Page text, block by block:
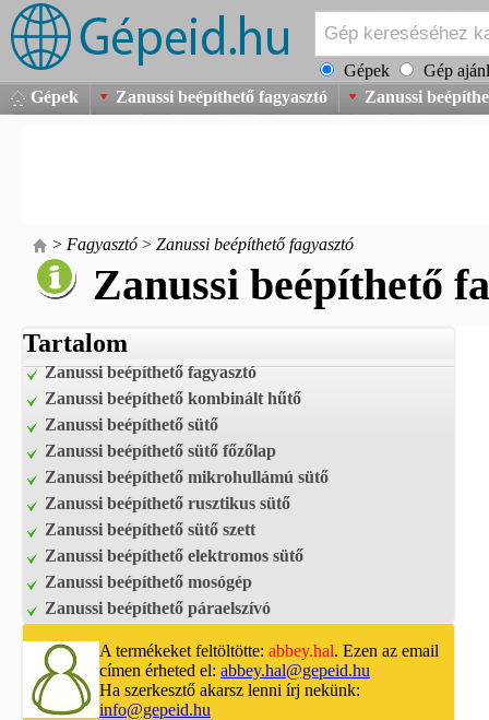
Gépek
Gép
Gépek
Zanussi beépíthető fagyasztó Zanussi
> Fagyasztó > Zanussi beépíthető fagyasztó
Zanussi beépíthető
Tartalom
Zanussi beépíthető fagyasztó
Zanussi beépíthető kombinált hűtő
Zanussi beépíthető sütő
Zanussi beépíthető sütő főzőlap
Zanussi beépíthető mikrohullámú sütő
Zanussi beépíthető rusztikus sütő
Zanussi beépíthető sütő szett
Zanussi beépíthető elektromos sütő
Zanussi beépíthető mosógép
Zanussi beépíthető páraelszívó
A termékeket feltöltötte: abbey.hal. Ezen az email
címen érheted el: abbey.hal@gepeid.hu
Ha szerkesztő akarsz lenni írj nekünk:
info@gepeid.hu